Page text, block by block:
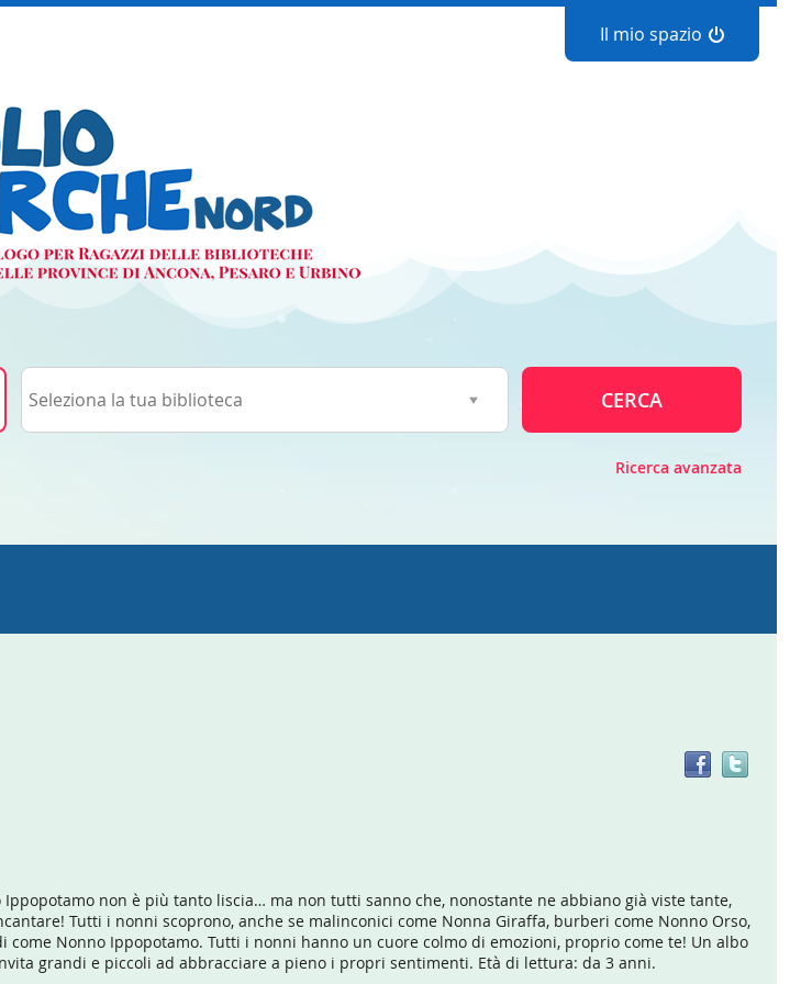
Il mio spazio
CERCA
Ricerca avanzata
non è più tanto liscia… ma non tutti sanno che, nonostante ne abbiano già viste tante,
Tutti i nonni scoprono, anche se malinconici come Nonna Giraffa, burberi come Nonno Orso,
Nonno Ippopotamo. Tutti i nonni hanno un cuore colmo di emozioni, proprio come te! Un albo
grandi e piccoli ad abbracciare a pieno i propri sentimenti. Età di lettura: da 3 anni.